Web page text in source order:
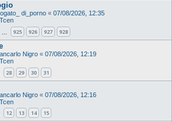
di_porno « 07/08/2026, 12:35
925 926 927 928
Nigro « 07/08/2026, 12:19
28 29 30 31
Nigro « 07/08/2026, 12:16
12 13 14 15